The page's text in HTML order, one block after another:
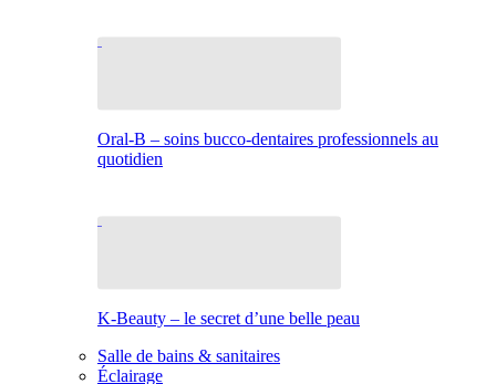
Oral-B – soins bucco-dentaires professionnels au
quotidien
K-Beauty – le secret d’une belle peau
Salle de bains & sanitaires
Éclairage